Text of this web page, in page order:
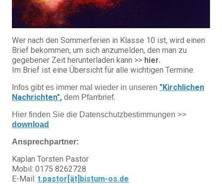
Wer nach den Sommerferien in Klasse 10 ist, wird einen
Brief bekommen, um sich anzumelden, den man zu
gegebener Zeit herunterladen kann >> hier.
Im Brief ist eine Übersicht für alle wichtigen Termine.
Infos gibt es immer mal wieder in unseren "Kirchlichen
Nachrichten", dem Pfarrbrief.
Hier finden Sie die Datenschutzbestimmungen >>
download
Ansprechpartner:
Kaplan Torsten Pastor
Mobil: 0175 8262728
E-Mail: t.pastor[ät]bistum-os.de